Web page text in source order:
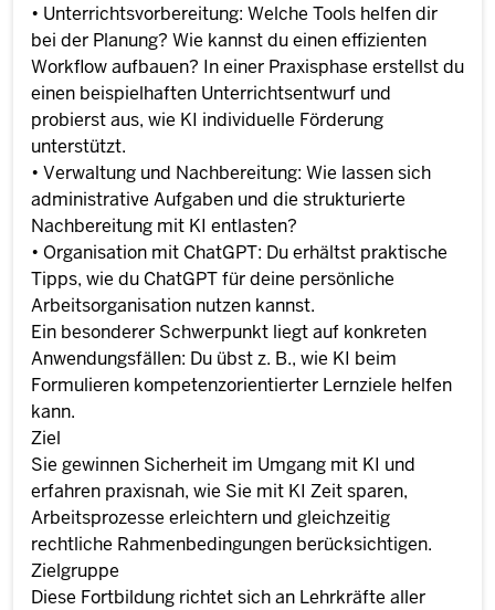
• Unterrichtsvorbereitung: Welche Tools helfen dir
bei der Planung? Wie kannst du einen effizienten
Workflow aufbauen? In einer Praxisphase erstellst du
einen beispielhaften Unterrichtsentwurf und
probierst aus, wie KI individuelle Förderung
unterstützt.
• Verwaltung und Nachbereitung: Wie lassen sich
administrative Aufgaben und die strukturierte
Nachbereitung mit KI entlasten?
• Organisation mit ChatGPT: Du erhältst praktische
Tipps, wie du ChatGPT für deine persönliche
Arbeitsorganisation nutzen kannst.
Ein besonderer Schwerpunkt liegt auf konkreten
Anwendungsfällen: Du übst z. B., wie KI beim
Formulieren kompetenzorientierter Lernziele helfen
kann.
Ziel
Sie gewinnen Sicherheit im Umgang mit KI und
erfahren praxisnah, wie Sie mit KI Zeit sparen,
Arbeitsprozesse erleichtern und gleichzeitig
rechtliche Rahmenbedingungen berücksichtigen.
Zielgruppe
Diese Fortbildung richtet sich an Lehrkräfte aller